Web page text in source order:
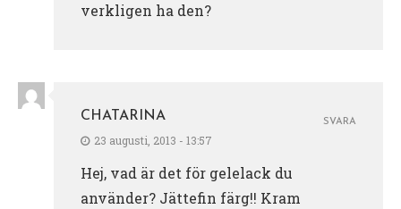
verkligen ha den?
CHATARINA
23 augusti, 2013 - 13:57
Hej, vad är det för gelelack du
använder? Jättefin färg!! Kram
SVARA